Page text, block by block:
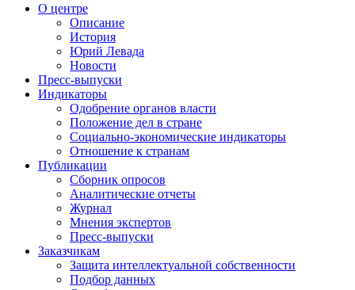
О центре
Описание
История
Юрий Левада
Новости
Пресс-выпуски
Индикаторы
Одобрение органов власти
Положение дел в стране
Социально-экономические индикаторы
Отношение к странам
Публикации
Сборник опросов
Аналитические отчеты
Журнал
Мнения экспертов
Пресс-выпуски
Заказчикам
Защита интеллектуальной собственности
Подбор данных